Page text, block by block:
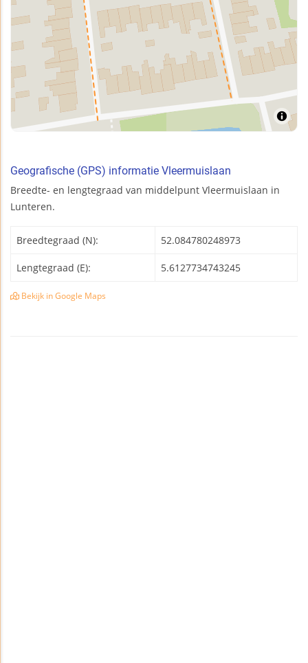
Geografische (GPS) informatie Vleermuislaan
Breedte- en lengtegraad van middelpunt Vleermuislaan in
Lunteren.
Breedtegraad (N): 52.084780248973
Lengtegraad (E): 5.6127734743245
Bekijk in Google Maps